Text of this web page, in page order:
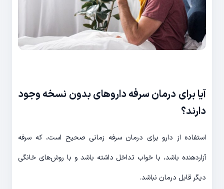
آیا برای درمان سرفه داروهای بدون نسخه وجود
دارند؟
استفاده از دارو برای درمان سرفه زمانی صحیح است، که سرفه
آزاردهنده باشد، با خواب تداخل داشته باشد و با روش‌های خانگی
دیگر قابل درمان نباشد.